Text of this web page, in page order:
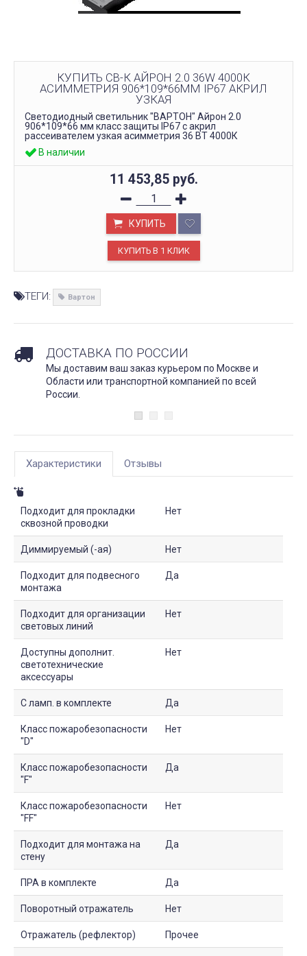
КУПИТЬ СВ-К АЙРОН 2.0 36W 4000К
АСИММЕТРИЯ 906*109*66ММ IP67 АКРИЛ
УЗКАЯ
Светодиодный светильник "ВАРТОН" Айрон 2.0
906*109*66 мм класс защиты IP67 с акрил
рассеивателем узкая асимметрия 36 ВТ 4000К
В наличии
11 453,85 руб.
КУПИТЬ
ТЕГИ: Вартон
ДОСТАВКА ПО РОССИИ
Мы доставим ваш заказ курьером по Москве и
Области или транспортной компанией по всей
России.
Характеристики Отзывы
Подходит для прокладки
сквозной проводки
Нет
Диммируемый (-ая) Нет
Подходит для подвесного
монтажа
Да
Подходит для организации
световых линий
Нет
Доступны дополнит.
светотехнические
аксессуары
Нет
С ламп. в комплекте Да
Класс пожаробезопасности
"D"
Нет
Класс пожаробезопасности
"F"
Да
Класс пожаробезопасности
"FF"
Нет
Подходит для монтажа на
стену
Да
ПРА в комплекте Да
Поворотный отражатель Нет
Отражатель (рефлектор) Прочее